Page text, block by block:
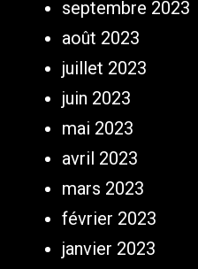
septembre 2023
août 2023
juillet 2023
juin 2023
mai 2023
avril 2023
mars 2023
février 2023
janvier 2023